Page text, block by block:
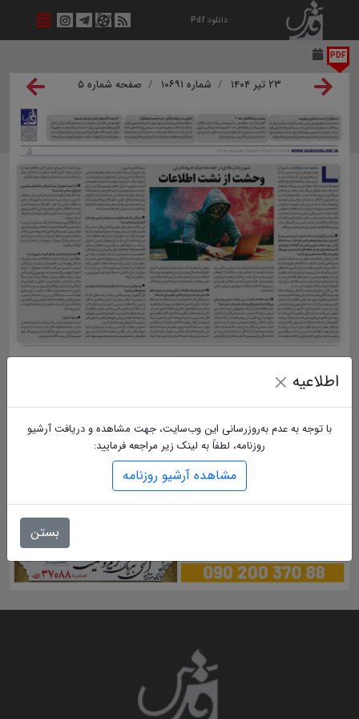
دانلود Pdf
PDF
۲۳ تیر ۱۴۰۴ شماره ۱۰۶۹۱ صفحه شماره ۵
اطلاعیه
با توجه به عدم به‌روزرسانی این وب‌سایت، جهت مشاهده و دریافت آرشیو
روزنامه، لطفاً به لینک زیر مراجعه فرمایید:
مشاهده آرشیو روزنامه
بستن